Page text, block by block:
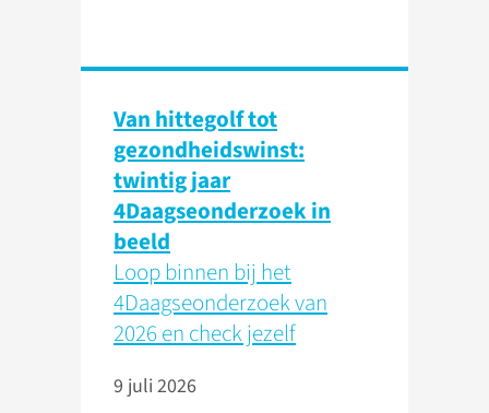
Van hittegolf tot
gezondheidswinst:
twintig jaar
4Daagseonderzoek in
beeld
Loop binnen bij het
4Daagseonderzoek van
2026 en check jezelf
9 juli 2026